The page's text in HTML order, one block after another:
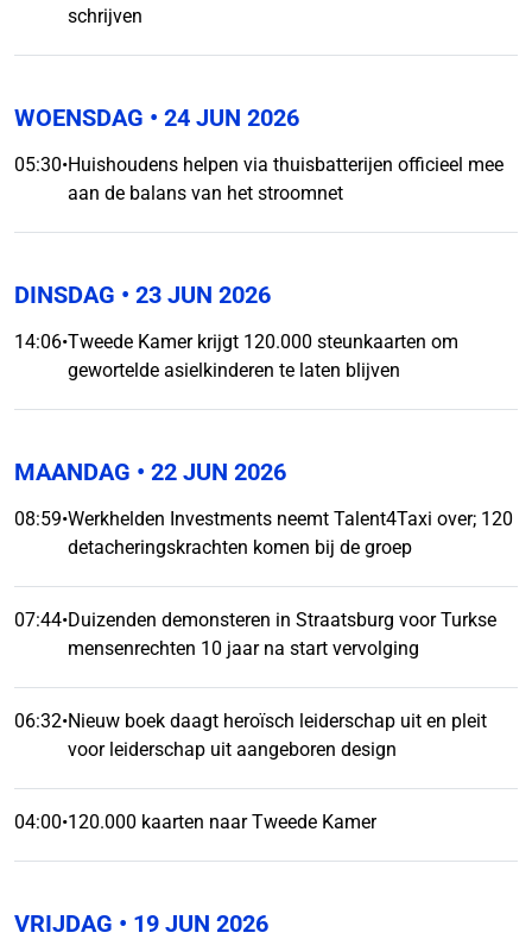
schrijven
WOENSDAG • 24 JUN 2026
05:30•Huishoudens helpen via thuisbatterijen officieel mee
aan de balans van het stroomnet
DINSDAG • 23 JUN 2026
14:06•Tweede Kamer krijgt 120.000 steunkaarten om
gewortelde asielkinderen te laten blijven
MAANDAG • 22 JUN 2026
08:59•Werkhelden Investments neemt Talent4Taxi over; 120
detacheringskrachten komen bij de groep
07:44•Duizenden demonsteren in Straatsburg voor Turkse
mensenrechten 10 jaar na start vervolging
06:32•Nieuw boek daagt heroïsch leiderschap uit en pleit
voor leiderschap uit aangeboren design
04:00•120.000 kaarten naar Tweede Kamer
VRIJDAG • 19 JUN 2026